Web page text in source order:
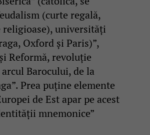
(curte regală,
religioase), universități
Oxford și Paris)”,
Reformă, revoluție
Barocului, de la
Prea puține elemente
de Est apar pe acest
mnemonice”